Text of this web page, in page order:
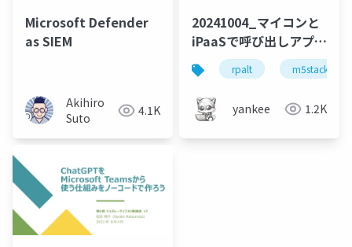
Microsoft Defender
as SIEM
Akihiro
Suto
4.1K
20241004_マイコンと
iPaaSで呼び出しアプリ
を作ってみた
rpalt m5stack
yankee 1.2K